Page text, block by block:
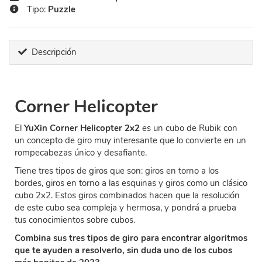
Tipo: Puzzle
Descripción
Corner Helicopter
El YuXin Corner Helicopter 2x2 es un cubo de Rubik con
un concepto de giro muy interesante que lo convierte en un
rompecabezas único y desafiante.
Tiene tres tipos de giros que son: giros en torno a los
bordes, giros en torno a las esquinas y giros como un clásico
cubo 2x2. Estos giros combinados hacen que la resolución
de este cubo sea compleja y hermosa, y pondrá a prueba
tus conocimientos sobre cubos.
Combina sus tres tipos de giro para encontrar algoritmos
que te ayuden a resolverlo, sin duda uno de los cubos